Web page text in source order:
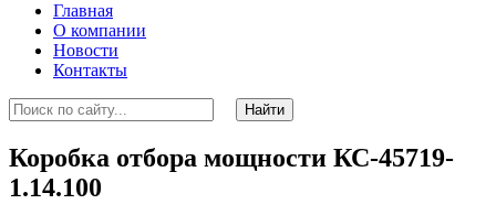
Главная
О компании
Новости
Контакты
Коробка отбора мощности КС-45719-
1.14.100